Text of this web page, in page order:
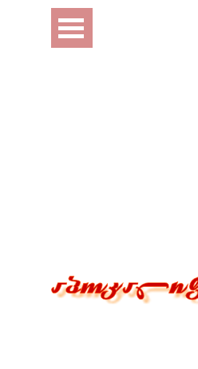
Перейти к контенту
Пропустить меню